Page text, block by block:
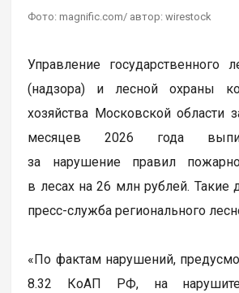
Фото: magnific.com/ автор: wirestock
Управление государственного
(надзора) и лесной охраны
хозяйства Московской области
месяцев 2026 года
за нарушение правил
в лесах на 26 млн рублей. Такие
пресс-служба регионального
«По фактам нарушений,
8.32 КоАП РФ, на